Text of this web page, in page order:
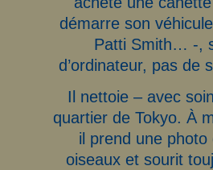
démarre son
Patti Smith… -,
d’ordinateur, pas de
Il nettoie – avec
quartier de Tokyo. À
il prend une photo
oiseaux et sourit